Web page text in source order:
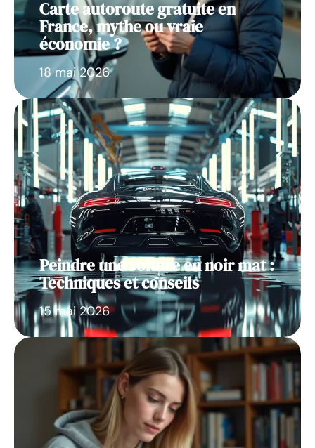
Carte autoroute gratuite en
France, mythe ou vraie
économie ?
18 mai 2026
Peindre une voiture en noir mat :
Techniques et conseils
15 mai 2026